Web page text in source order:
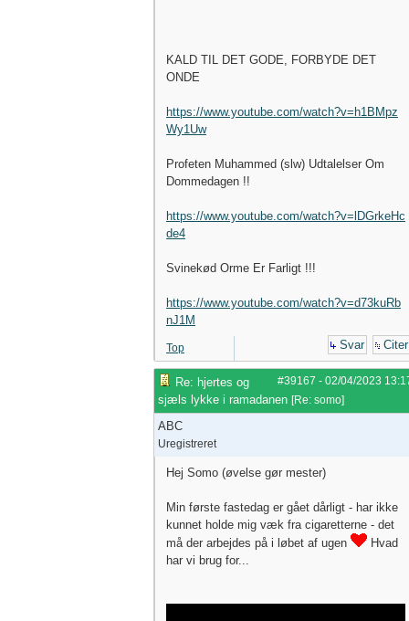
KALD TIL DET GODE, FORBYDE DET
ONDE
https://www.youtube.com/watch?v=h1BMpz
Wy1Uw
Profeten Muhammed (slw) Udtalelser Om
Dommedagen !!
https://www.youtube.com/watch?v=lDGrkeHc
de4
Svinekød Orme Er Farligt !!!
https://www.youtube.com/watch?v=d73kuRb
nJ1M
Top Svar Citer
#39167 - 02/04/2023
Re: hjertes og
sjæls lykke i ramadanen [Re: somo]
ABC
Uregistreret
Hej Somo (øvelse gør mester)
Min første fastedag er gået dårligt - har ikke
kunnet holde mig væk fra cigaretterne - det
må der arbejdes på i løbet af ugen
Hvad
har vi brug for...